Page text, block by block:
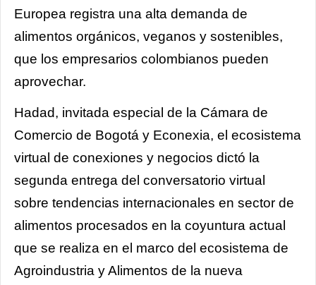
Europea registra una alta demanda de
alimentos orgánicos, veganos y sostenibles,
que los empresarios colombianos pueden
aprovechar.
Hadad, invitada especial de la Cámara de
Comercio de Bogotá y Econexia, el ecosistema
virtual de conexiones y negocios dictó la
segunda entrega del conversatorio virtual
sobre tendencias internacionales en sector de
alimentos procesados en la coyuntura actual
que se realiza en el marco del ecosistema de
Agroindustria y Alimentos de la nueva